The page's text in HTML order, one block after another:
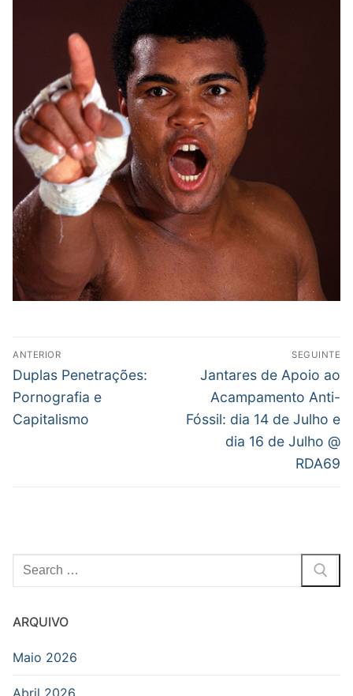
Post
navigation
ANTERIOR
Previous
post:
Duplas Penetrações:
Pornografia e
Capitalismo
SEGUINTE
Next
post:
Jantares de Apoio ao
Acampamento Anti-
Fóssil: dia 14 de Julho e
dia 16 de Julho @
RDA69
Pesquisar
por:
ARQUIVO
Maio 2026
Abril 2026